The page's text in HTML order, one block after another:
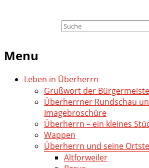
Menu
Leben in Überherrn
Grußwort der
Überherrner Rundschau
Imagebroschüre
Überherrn – ein kleines
Wappen
Überherrn und seine
Altforweiler